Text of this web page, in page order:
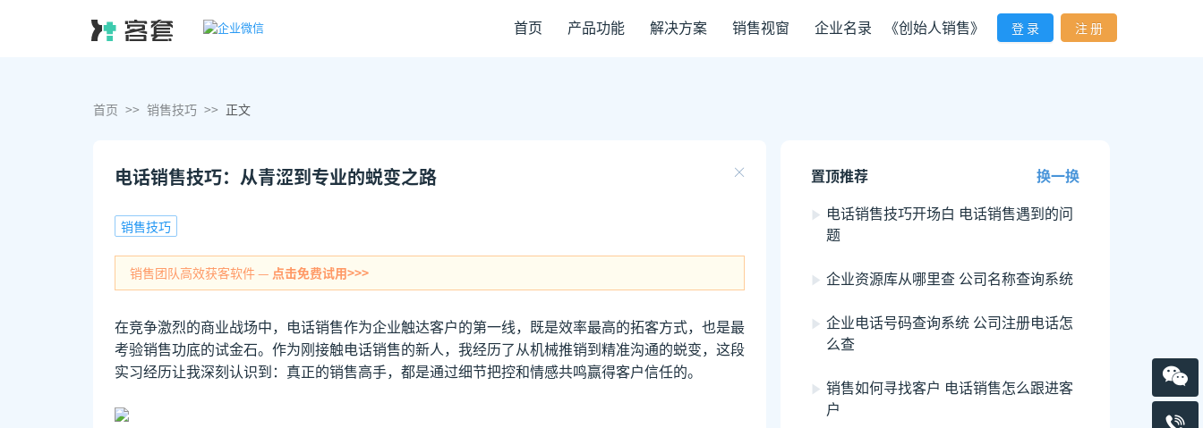
首页 产品功能 解决方案 销售视窗 企业名录 《创始人销售》 登 录 注 册
首页 >> 销售技巧 >> 正文
电话销售技巧：从青涩到专业的蜕变之路
销售技巧
销售团队高效获客软件 — 点击免费试用>>>
在竞争激烈的商业战场中，电话销售作为企业触达客户的第一线，既是效率最高的拓客方式，也是最
考验销售功底的试金石。作为刚接触电话销售的新人，我经历了从机械推销到精准沟通的蜕变，这段
实习经历让我深刻认识到：真正的销售高手，都是通过细节把控和情感共鸣赢得客户信任的。
置顶推荐
换一换
电话销售技巧开场白 电话销售遇到的问
题
企业资源库从哪里查 公司名称查询系统
企业电话号码查询系统 公司注册电话怎
么查
销售如何寻找客户 电话销售怎么跟进客
户